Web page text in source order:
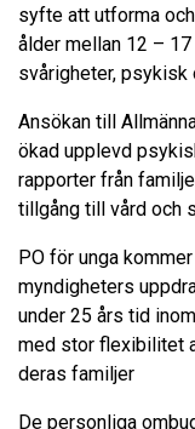
syfte att utforma
ålder mellan 12 –
svårigheter, psykisk
Ansökan till
ökad upplevd
rapporter från
tillgång till vård och
PO för unga
myndigheters
under 25 års tid
med stor flexibilitet
deras familjer
De personliga